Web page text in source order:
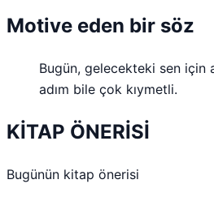
Motive eden bir söz
Bugün, gelecekteki sen için
adım bile çok kıymetli.
KİTAP ÖNERİSİ
Bugünün kitap önerisi